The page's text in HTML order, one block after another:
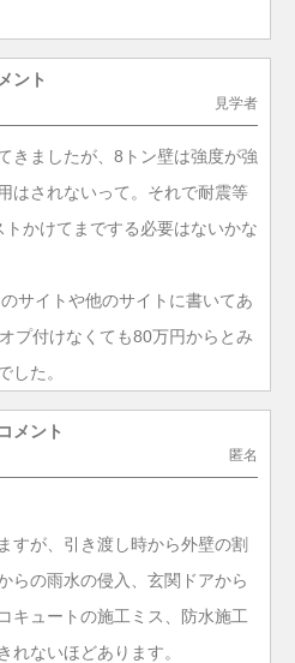
ント
見学者
きましたが、8トン壁は強度が強
はされないって。それで耐震等
かけてまでする必要はないかな
サイトや他のサイトに書いてあ
プ付けなくても80万円からとみ
した。
メント
匿名
すが、引き渡し時から外壁の割
らの雨水の侵入、玄関ドアから
キュートの施工ミス、防水施工
れないほどあります。